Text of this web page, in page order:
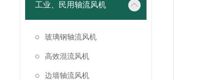
工业、民用轴流风机
玻璃钢轴流风机
高效混流风机
边墙轴流风机